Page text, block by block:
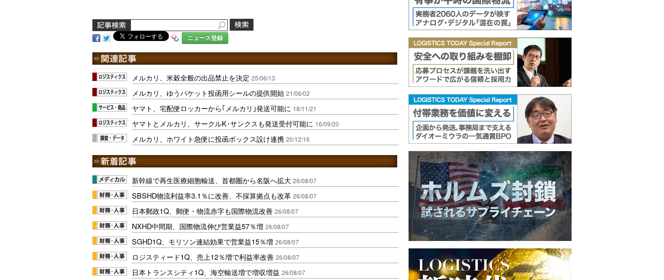
ニュース登録
メルカリ、米穀全般の出品禁止を決定 25/06/13
メルカリ、ゆうパケット投函用シールの提供開始 21/06/02
ヤマト、宅配便ロッカーから｢メルカリ｣発送可能に 18/11/21
ヤマトとメルカリ、サークルK･サンクスも発送受付可能に 16/09/20
メルカリ、ホワイト急便に投函ボックス設け連携 20/12/16
新幹線で再生医療細胞輸送、首都圏から名阪へ拡大 26/08/07
SBSHD物流利益率3.1％に改善、不採算拠点も改革 26/08/07
日本郵政1Q、郵便・物流赤字も国際物流改善 26/08/07
NXHD中間期、国際物流伸び営業益57％増 26/08/07
SGHD1Q、モリソン連結効果で営業益15％増 26/08/07
ロジスティード1Q、売上12％増で利益率改善 26/08/07
日本トランスシティ1Q、海空輸送増で増収増益 26/08/07